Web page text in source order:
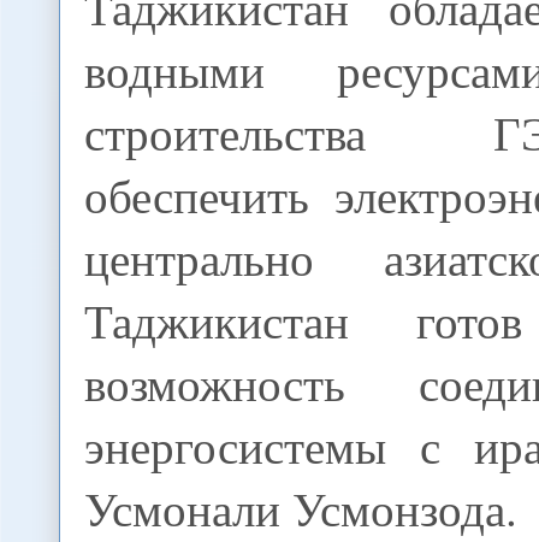
водными
обеспечить
центрально
Таджикистан
возможность
энергосистемы с
Усмонали Усмонзода.